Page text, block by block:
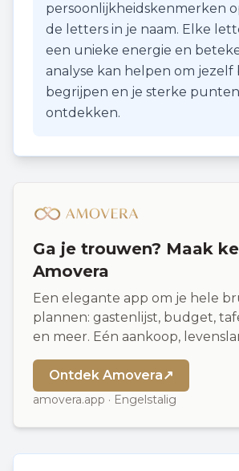
persoonlijkheidskenmerken
de letters in je naam. Elke
een unieke energie en
analyse kan helpen om jezelf
begrijpen en je sterke
ontdekken.
Ga je trouwen? Maak
Amovera
Een elegante app om je hele
plannen: gastenlijst, budget,
en meer. Eén aankoop,
Ontdek Amovera↗
amovera.app · Engelstalig